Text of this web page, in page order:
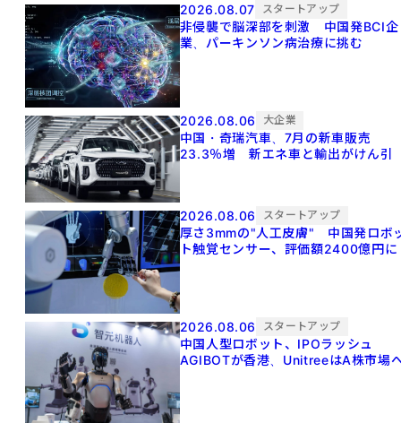
2026.08.07 スタートアップ
非侵襲で脳深部を刺激 中国発BCI企
業、パーキンソン病治療に挑む
2026.08.06 大企業
中国・奇瑞汽車、7月の新車販売
23.3％増 新エネ車と輸出がけん引
2026.08.06 スタートアップ
厚さ3mmの"人工皮膚" 中国発ロボ
ト触覚センサー、評価額2400億円に
2026.08.06 スタートアップ
中国人型ロボット、IPOラッシュ
AGIBOTが香港、UnitreeはA株市場